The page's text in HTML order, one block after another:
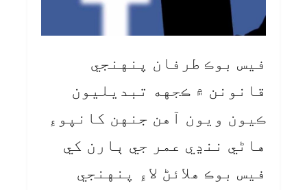
فيس بوڪ طرفان پنهنجي
قانونن ۾ ڪجهه تبديليون
ڪيون ويون آهن جنهن کانپوءِ
هاڻي ننڍي عمر جي ٻارن کي
فيس بوڪ هلائڻ لاءِ پنهنجي